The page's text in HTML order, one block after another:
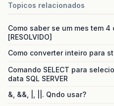
Topicos relacionados
Como saber se um mes tem 4
[RESOLVIDO]
Como converter inteiro para
Comando SELECT para
data SQL SERVER
&, &&, |, ||. Qndo usar?